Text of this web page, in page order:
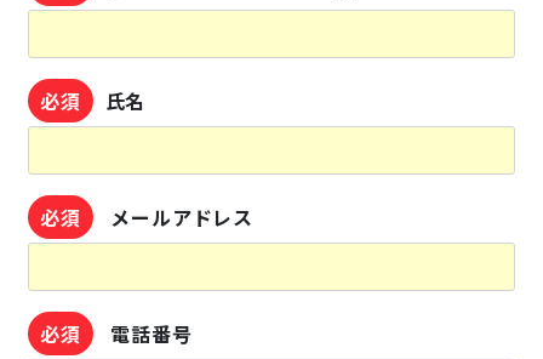
必須 氏名
必須 メールアドレス
必須 電話番号